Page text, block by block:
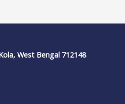
West Bengal 712148